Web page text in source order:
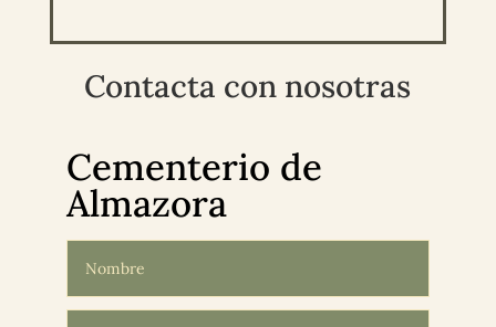
Contacta con nosotras
Cementerio de
Almazora